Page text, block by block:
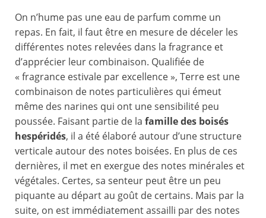
On n’hume pas une eau de parfum comme un
repas. En fait, il faut être en mesure de déceler les
différentes notes relevées dans la fragrance et
d’apprécier leur combinaison. Qualifiée de
« fragrance estivale par excellence », Terre est une
combinaison de notes particulières qui émeut
même des narines qui ont une sensibilité peu
poussée. Faisant partie de la famille des boisés
hespéridés, il a été élaboré autour d’une structure
verticale autour des notes boisées. En plus de ces
dernières, il met en exergue des notes minérales et
végétales. Certes, sa senteur peut être un peu
piquante au départ au goût de certains. Mais par la
suite, on est immédiatement assailli par des notes